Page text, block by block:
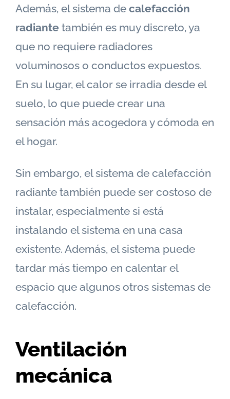
Además, el sistema de calefacción
radiante también es muy discreto, ya
que no requiere radiadores
voluminosos o conductos expuestos.
En su lugar, el calor se irradia desde el
suelo, lo que puede crear una
sensación más acogedora y cómoda en
el hogar.
Sin embargo, el sistema de calefacción
radiante también puede ser costoso de
instalar, especialmente si está
instalando el sistema en una casa
existente. Además, el sistema puede
tardar más tiempo en calentar el
espacio que algunos otros sistemas de
calefacción.
Ventilación
mecánica